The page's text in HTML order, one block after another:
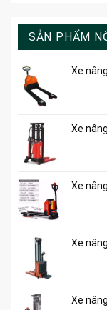
SẢN PHẨM
Xe
Xe
Xe
Xe
Xe